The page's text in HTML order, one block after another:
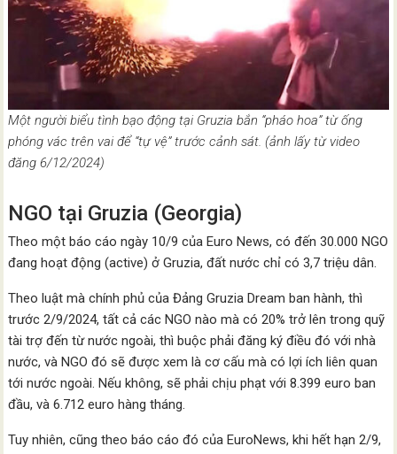
Một người biểu tình bạo động tại Gruzia bắn “pháo hoa” từ ống
phóng vác trên vai để “tự vệ” trước cảnh sát. (ảnh lấy từ video
đăng 6/12/2024)
NGO tại Gruzia (Georgia)
Theo một báo cáo ngày 10/9 của Euro News, có đến 30.000 NGO
đang hoạt động (active) ở Gruzia, đất nước chỉ có 3,7 triệu dân.
Theo luật mà chính phủ của Đảng Gruzia Dream ban hành, thì
trước 2/9/2024, tất cả các NGO nào mà có 20% trở lên trong quỹ
tài trợ đến từ nước ngoài, thì buộc phải đăng ký điều đó với nhà
nước, và NGO đó sẽ được xem là cơ cấu mà có lợi ích liên quan
tới nước ngoài. Nếu không, sẽ phải chịu phạt với 8.399 euro ban
đầu, và 6.712 euro hàng tháng.
Tuy nhiên, cũng theo báo cáo đó của EuroNews, khi hết hạn 2/9,